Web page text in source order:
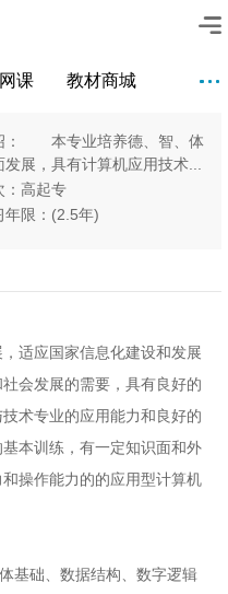
网课 教材商城
： 本专业培养德、智、体
发展，具有计算机应用技术...
：高起专
年限：(2.5年)
适应国家信息化建设和发展
会发展的需要，具有良好的
术专业的应用能力和良好的
本训练，有一定知识面和外
操作能力的的应用型计算机
基础、数据结构、数字逻辑